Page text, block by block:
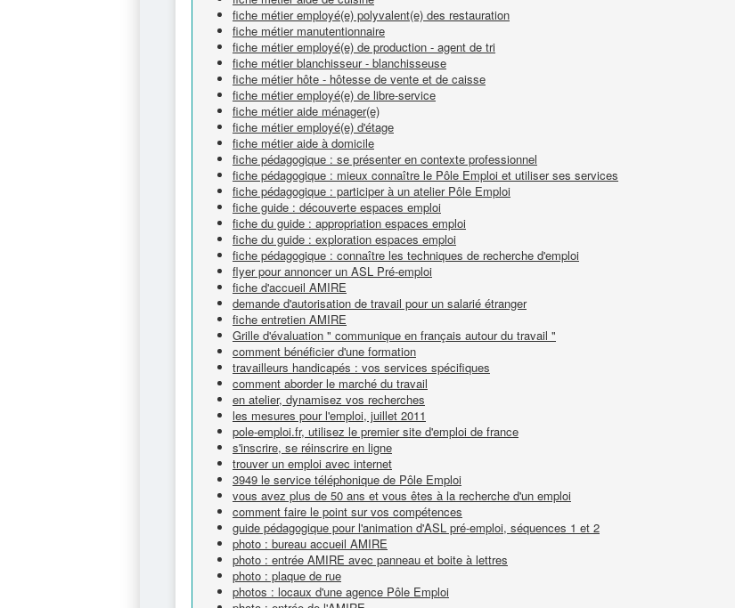
fiche métier employé(e) polyvalent(e) des restauration
fiche métier manutentionnaire
fiche métier employé(e) de production - agent de tri
fiche métier blanchisseur - blanchisseuse
fiche métier hôte - hôtesse de vente et de caisse
fiche métier employé(e) de libre-service
fiche métier aide ménager(e)
fiche métier employé(e) d'étage
fiche métier aide à domicile
fiche pédagogique : se présenter en contexte professionnel
fiche pédagogique : mieux connaître le Pôle Emploi et utiliser ses services
fiche pédagogique : participer à un atelier Pôle Emploi
fiche guide : découverte espaces emploi
fiche du guide : appropriation espaces emploi
fiche du guide : exploration espaces emploi
fiche pédagogique : connaître les techniques de recherche d'emploi
flyer pour annoncer un ASL Pré-emploi
fiche d'accueil AMIRE
demande d'autorisation de travail pour un salarié étranger
fiche entretien AMIRE
Grille d'évaluation " communique en français autour du travail "
comment bénéficier d'une formation
travailleurs handicapés : vos services spécifiques
comment aborder le marché du travail
en atelier, dynamisez vos recherches
les mesures pour l'emploi, juillet 2011
pole-emploi.fr, utilisez le premier site d'emploi de france
s'inscrire, se réinscrire en ligne
trouver un emploi avec internet
3949 le service téléphonique de Pôle Emploi
vous avez plus de 50 ans et vous êtes à la recherche d'un emploi
comment faire le point sur vos compétences
guide pédagogique pour l'animation d'ASL pré-emploi, séquences 1 et 2
photo : bureau accueil AMIRE
photo : entrée AMIRE avec panneau et boite à lettres
photo : plaque de rue
photos : locaux d'une agence Pôle Emploi